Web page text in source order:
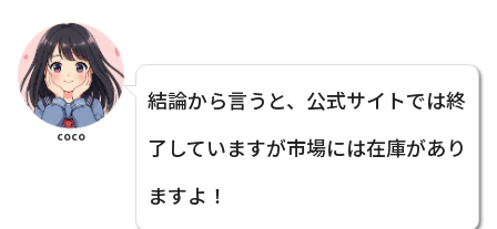
coco
結論から言うと、公式サイトでは終
了していますが市場には在庫があり
ますよ！